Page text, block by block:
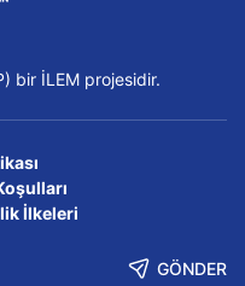
bir İLEM projesidir.
İlkeleri
GÖNDER